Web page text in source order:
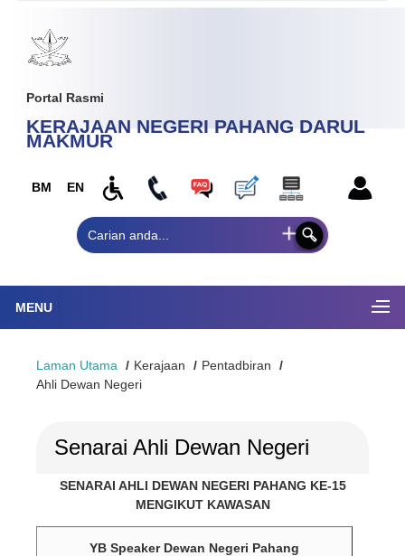
Portal Rasmi
KERAJAAN NEGERI PAHANGDARUL
MAKMUR
BM EN
MENU
Laman Utama Kerajaan
Pentadbiran
Ahli Dewan Negeri
Senarai Ahli Dewan Negeri
SENARAI AHLI DEWAN NEGERI PAHANG KE-15
MENGIKUT KAWASAN
YB Speaker Dewan Negeri Pahang